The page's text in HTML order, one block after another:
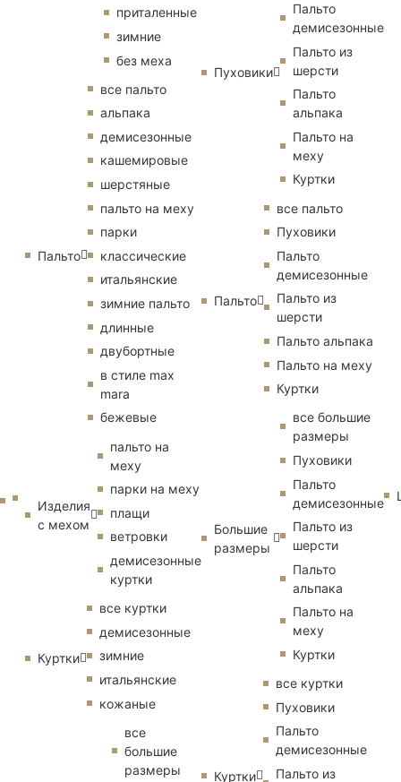
приталенные
зимние
без меха
Пальто
все пальто
альпака
демисезонные
кашемировые
шерстяные
пальто на меху
парки
классические
итальянские
зимние пальто
длинные
двубортные
в стиле max
mara
бежевые
Изделия
с мехом
пальто на
меху
парки на меху
плащи
ветровки
демисезонные
куртки
Куртки
все куртки
демисезонные
зимние
итальянские
кожаные
все
большие
размеры
Пуховики
Пальто
демисезонные
Пальто из
шерсти
Пальто
альпака
Пальто на
меху
Куртки
Пальто
все пальто
Пуховики
Пальто
демисезонные
Пальто из
шерсти
Пальто альпака
Пальто на меху
Куртки
Большие
размеры
все большие
размеры
Пуховики
Пальто
демисезонные
Пальто из
шерсти
Пальто
альпака
Пальто на
меху
Куртки
Куртки
все куртки
Пуховики
Пальто
демисезонные
Пальто из